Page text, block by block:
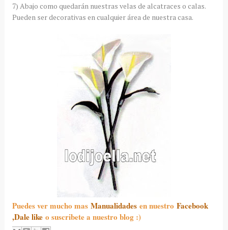
7) Abajo como quedarán nuestras velas de alcatraces o calas.
Pueden ser decorativas en cualquier área de nuestra casa.
Puedes ver mucho masManualidadesen nuestro Facebook
,Dale likeo suscribete a nuestro blog :)